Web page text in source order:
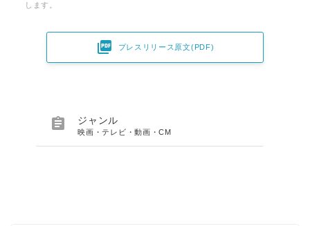
します。
 プレスリリース原文(PDF)
 ジャンル
映画・テレビ・動画・CM